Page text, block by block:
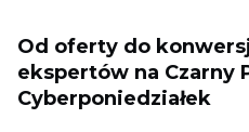
Od oferty do
ekspertów na Czarny
Cyberponiedziałek